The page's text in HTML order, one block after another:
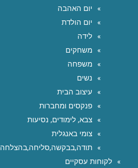
יום האהבה
יום הולדת
לידה
משחקים
משפחה
נשים
עיצוב הבית
פנקסים ומחברות
צבא, לימודים, נסיעות
צומי באנגלית
תודה,בבקשה,סליחה,בהצלחה
לקוחות עסקיים